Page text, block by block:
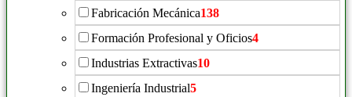
Fabricación Mecánica138
Formación Profesional y Oficios4
Industrias Extractivas10
Ingeniería Industrial5